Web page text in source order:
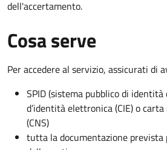
dell'accertamento.
Cosa serve
Per accedere al servizio, assicurati di
SPID (sistema pubblico di
d’identità elettronica (CIE) o
(CNS)
tutta la documentazione prevista